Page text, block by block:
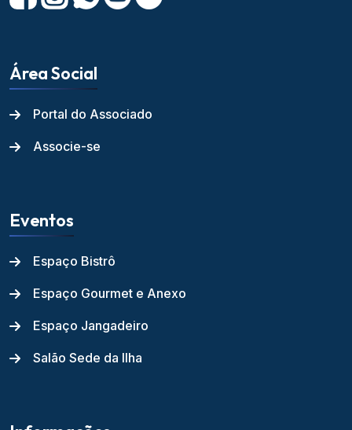
Área Social
Portal do Associado
Associe-se
Eventos
Espaço Bistrô
Espaço Gourmet e Anexo
Espaço Jangadeiro
Salão Sede da Ilha